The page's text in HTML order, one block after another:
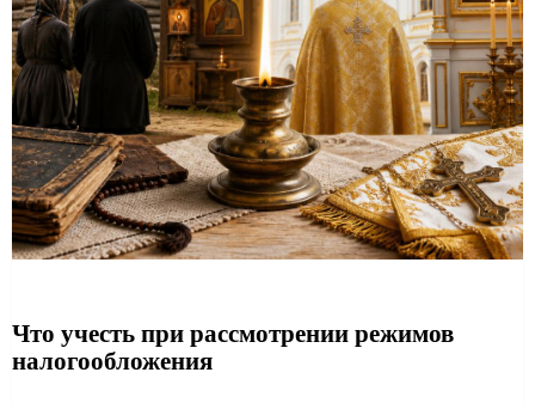
Что учесть при рассмотрении режимов
налогообложения